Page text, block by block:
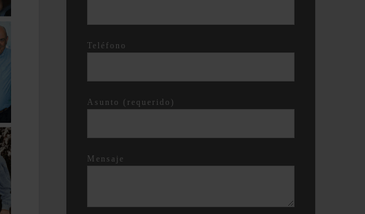
Teléfono
Asunto (requerido)
Mensaje